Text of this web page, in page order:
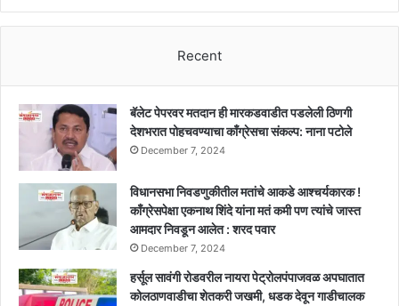
Recent
बॅलेट पेपरवर मतदान ही मारकडवाडीत पडलेली ठिणगी
देशभरात पोहचवण्याचा काँग्रेसचा संकल्प: नाना पटोले
December 7, 2024
विधानसभा निवडणुकीतील मतांचे आकडे आश्चर्यकारक !
काँग्रेसपेक्षा एकनाथ शिंदे यांना मतं कमी पण त्यांचे जास्त
आमदार निवडून आलेत : शरद पवार
December 7, 2024
हर्सूल सावंगी रोडवरील नायरा पेट्रोलपंपाजवळ अपघातात
कोलठाणवाडीचा शेतकरी जखमी, धडक देवून गाडीचालक